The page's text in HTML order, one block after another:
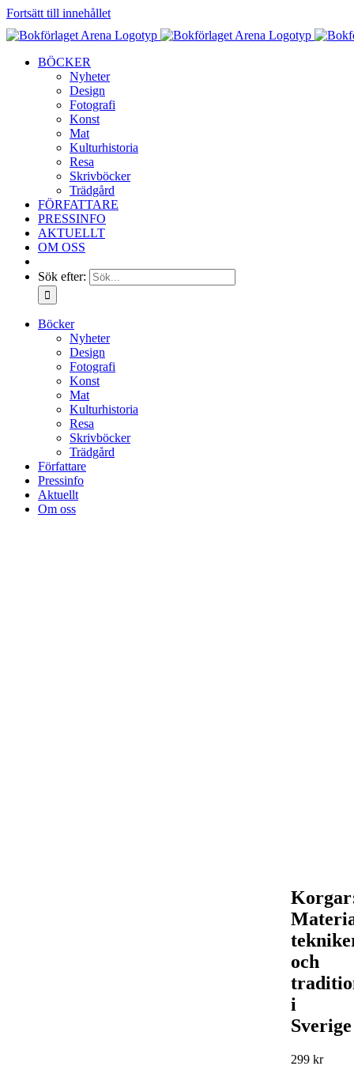
Fortsätt till innehållet
BÖCKER
Nyheter
Design
Fotografi
Konst
Mat
Kulturhistoria
Resa
Skrivböcker
Trädgård
FÖRFATTARE
PRESSINFO
AKTUELLT
OM OSS
Sök efter:
Böcker
Nyheter
Design
Fotografi
Konst
Mat
Kulturhistoria
Resa
Skrivböcker
Trädgård
Författare
Pressinfo
Aktuellt
Om oss
och
i
Sverige
299 kr